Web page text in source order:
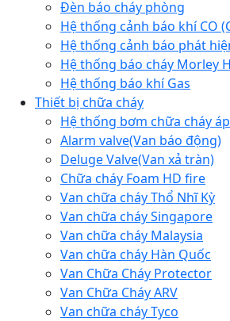
Đèn báo cháy phòng
Hệ thống cảnh báo khí CO
Hệ thống cảnh báo phát
Hệ thống báo cháy Morley
Hệ thống báo khí Gas
Thiết bị chữa cháy
Hệ thống bơm chữa cháy
Alarm valve(Van báo động)
Deluge Valve(Van xả tràn)
Chữa cháy Foam HD fire
Van chữa cháy Thổ Nhĩ Kỳ
Van chữa cháy Singapore
Van chữa cháy Malaysia
Van chữa cháy Hàn Quốc
Van Chữa Cháy Protector
Van Chữa Cháy ARV
Van chữa cháy Tyco